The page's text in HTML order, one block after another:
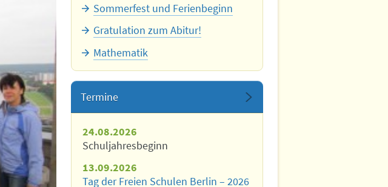
Sommerfest und Ferienbeginn
Gratulation zum Abitur!
Mathematik
Termine
24.08.2026
Schuljahresbeginn
13.09.2026
Tag der Freien Schulen Berlin – 2026